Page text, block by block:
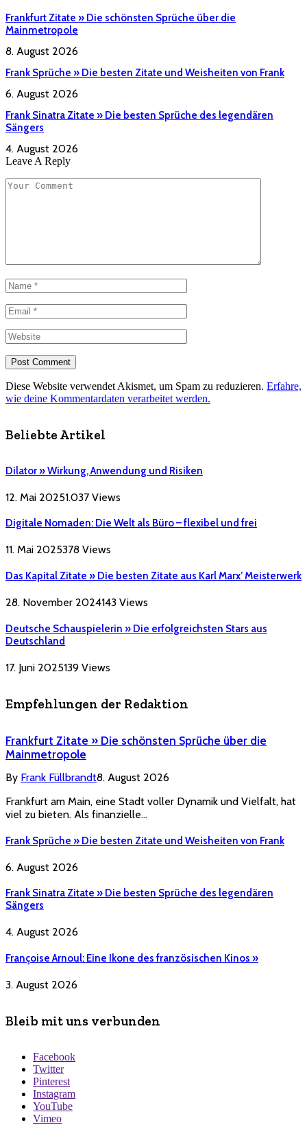
Frankfurt Zitate » Die schönsten Sprüche über die
Mainmetropole
8. August 2026
Frank Sprüche » Die besten Zitate und Weisheiten von Frank
6. August 2026
Frank Sinatra Zitate » Die besten Sprüche des legendären
Sängers
4. August 2026
Leave A Reply
Diese Website verwendet Akismet, um Spam zu reduzieren. Erfahre,
wie deine Kommentardaten verarbeitet werden.
Beliebte Artikel
Dilator » Wirkung, Anwendung und Risiken
12. Mai 20251.037 Views
Digitale Nomaden: Die Welt als Büro – flexibel und frei
11. Mai 2025378 Views
Das Kapital Zitate » Die besten Zitate aus Karl Marx’ Meisterwerk
28. November 2024143 Views
Deutsche Schauspielerin » Die erfolgreichsten Stars aus
Deutschland
17. Juni 2025139 Views
Empfehlungen der Redaktion
Frankfurt Zitate » Die schönsten Sprüche über die
Mainmetropole
By Frank Füllbrandt8. August 2026
Frankfurt am Main, eine Stadt voller Dynamik und Vielfalt, hat
viel zu bieten. Als finanzielle…
Frank Sprüche » Die besten Zitate und Weisheiten von Frank
6. August 2026
Frank Sinatra Zitate » Die besten Sprüche des legendären
Sängers
4. August 2026
Françoise Arnoul: Eine Ikone des französischen Kinos »
3. August 2026
Bleib mit uns verbunden
Facebook
Twitter
Pinterest
Instagram
YouTube
Vimeo